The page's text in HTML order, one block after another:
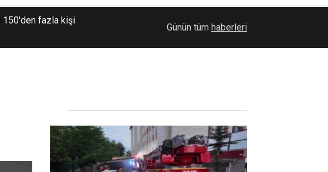
Trump, İran'a yönelik savaşın "yakında sona
Günün tüm haberleri